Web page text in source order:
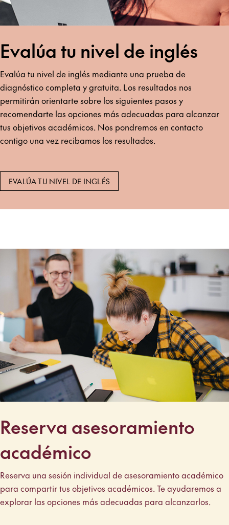
Evalúa tu nivel de inglés
Evalúa tu nivel de inglés mediante una prueba de
diagnóstico completa y gratuita. Los resultados nos
permitirán orientarte sobre los siguientes pasos y
recomendarte las opciones más adecuadas para alcanzar
tus objetivos académicos. Nos pondremos en contacto
contigo una vez recibamos los resultados.
EVALÚA TU NIVEL DE INGLÉS
Reserva asesoramiento
académico
Reserva una sesión individual de asesoramiento académico
para compartir tus objetivos académicos. Te ayudaremos a
explorar las opciones más adecuadas para alcanzarlos.